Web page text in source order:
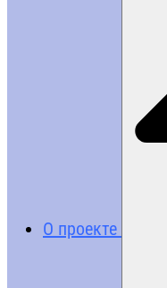
О проекте